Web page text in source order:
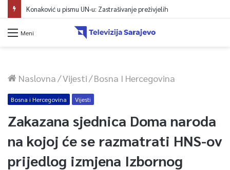
Konaković u pismu UN-u: Zastrašivanje preživjelih
Meni
Naslovna/Vijesti/Bosna I Hercegovina
Bosna i Hercegovina Vijesti
Zakazana sjednica Doma naroda
na kojoj će se razmatrati HNS-ov
prijedlog izmjena Izbornog